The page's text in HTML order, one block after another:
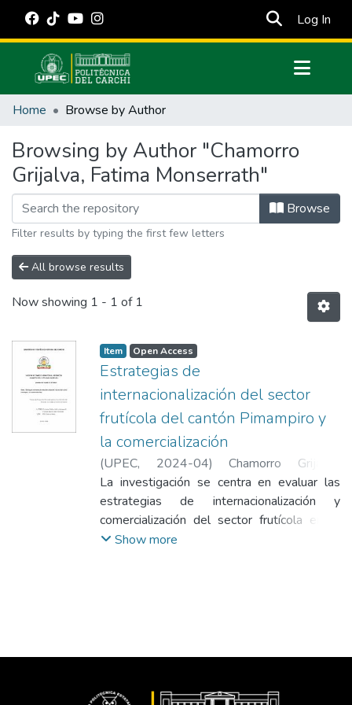
Log In
Communities & Collections
Estadísticas Externas
Manuales
Home Browse by Author
Browsing by Author "Chamorro
Grijalva, Fatima Monserrath"
Browse
Filter results by typing the first few letters
All browse results
Now showing 1 - 1 of 1
Item Open Access
Estrategias de
internacionalización del sector
frutícola del cantón Pimampiro y
la comercialización
(UPEC, 2024-04)Chamorro Grijalva,
Fatima Monserrath; Fueltala Narváez, Stalin
Fernando
La investigación se centra en evaluar las
estrategias de internacionalización y
comercialización del sector frutícola en el
cantón Pimampiro, mediante estudios de
puntos, la demanda insatisfecha y
Show more